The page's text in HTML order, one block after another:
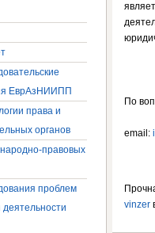
По
email:
vinzer
ЕврАзНИИПП
права и
органов
правовых
проблем
деятельности